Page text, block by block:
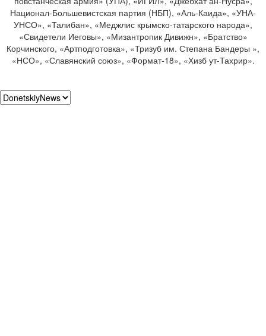
Национал-Большевистская партия (НБП), «Аль-Каида», «УНА-
УНСО», «Талибан», «Меджлис крымско-татарского народа»,
«Свидетели Иеговы», «Мизантропик Дивижн», «Братство»
Корчинского, «Артподготовка», «Тризуб им. Степана Бандеры »,
«НСО», «Славянский союз», «Формат-18», «Хизб ут-Тахрир».